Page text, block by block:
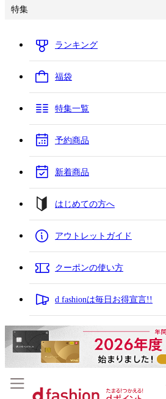
特集
ランキング
福袋
特集一覧
予約商品
新着商品
はじめての方へ
アウトレットガイド
クーポンの使い方
d fashionは毎日お得宣言!!